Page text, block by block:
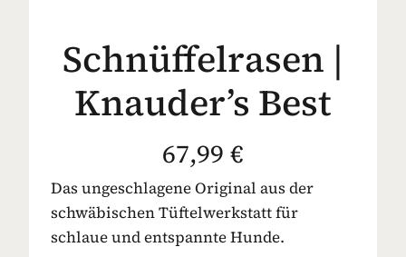
Schnüffelrasen |
Knauder’s Best
67,99 €
Das ungeschlagene Original aus der
schwäbischen Tüftelwerkstatt für
schlaue und entspannte Hunde.